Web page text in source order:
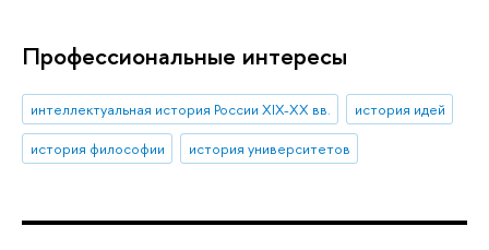
Профессиональные интересы
интеллектуальная история России XIX-XX вв.
история идей
история философии
история университетов